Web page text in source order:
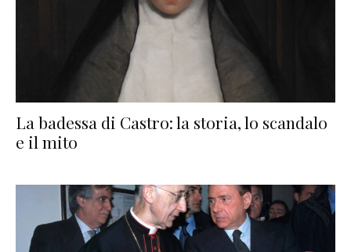
La badessa di Castro: la storia, lo scandalo
e il mito